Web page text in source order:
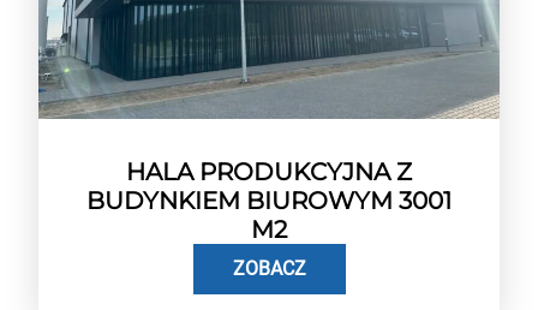
HALA PRODUKCYJNA Z
BUDYNKIEM BIUROWYM 3001
M2
ZOBACZ